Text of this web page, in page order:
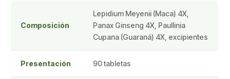
Composición
Lepidium Meyenii (Maca) 4X,
Panax Ginseng 4X, Paullinia
Cupana (Guaraná) 4X, excipientes
Presentación 90 tabletas